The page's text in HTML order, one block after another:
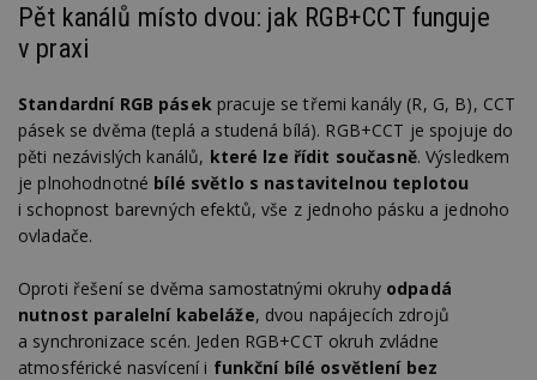
Pět kanálů místo dvou: jak RGB+CCT funguje
v praxi
Standardní RGB pásek pracuje se třemi kanály (R, G, B), CCT
pásek se dvěma (teplá a studená bílá). RGB+CCT je spojuje do
pěti nezávislých kanálů, které lze řídit současně. Výsledkem
je plnohodnotné bílé světlo s nastavitelnou teplotou
i schopnost barevných efektů, vše z jednoho pásku a jednoho
ovladače.
Oproti řešení se dvěma samostatnými okruhy odpadá
nutnost paralelní kabeláže, dvou napájecích zdrojů
a synchronizace scén. Jeden RGB+CCT okruh zvládne
atmosférické nasvícení i funkční bílé osvětlení bez